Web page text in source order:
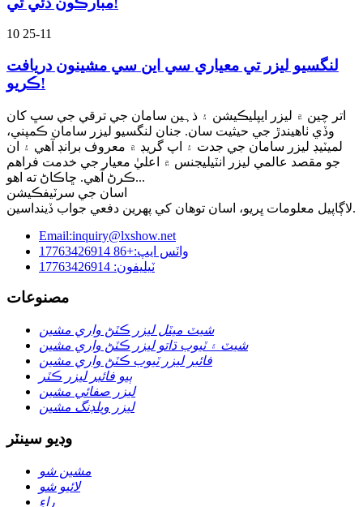
10 25-11
لنگسيو ليزر تي معياري سي اين سي مشينون دريافت
ڪريو!
اتر چين ۾ ليزر ايپليڪيشن ۽ ذہين سامان جي ترقي جي سڀ کان
وڏي ٺاهيندڙ جي حيثيت سان. جنان لنگسيو ليزر سامان ڪمپني،
لميٽيڊ ليزر سامان جي جدت ۽ اپ گريڊ ۾ معروف برانڊ آهي ۽ ان
جو مقصد عالمي ليزر انٽيليجنس ۾ اعليٰ معيار جي خدمت فراهم
ڪرڻ آهي. ڇاڪاڻ ته اهو...
اسان جي سرٽيفڪيشن
لاڳاپيل معلومات ڀريو، اسان توهان کي پهرين دفعي جواب ڏينداسين.
Email:inquiry@lxshow.net
واٽس ايپ:+86 17763426914
ٽيليفون: 17763426914
مصنوعات
شيٽ ميٽل ليزر ڪٽڻ واري مشين
شيٽ ۽ ٽيوب ڌاتو ليزر ڪٽڻ واري مشين
فائبر ليزر ٽيوب ڪٽڻ واري مشين
ٻيو فائبر ليزر ڪٽر
ليزر صفائي مشين
ليزر ويلڊنگ مشين
وڊيو سينٽر
مشين شو
لائيو شو
راءِ